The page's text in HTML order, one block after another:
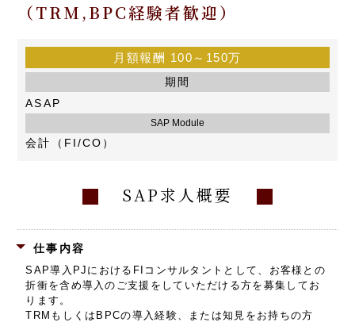
（TRM,BPC経験者歓迎）
月額報酬 100～150万
期間
ASAP
SAP Module
会計（FI/CO）
SAP求人概要
仕事内容
SAP導入PJにおけるFIコンサルタントとして、お客様との
折衝を含め導入のご支援をしていただける方を募集してお
ります。
TRMもしくはBPCの導入経験、または知見をお持ちの方